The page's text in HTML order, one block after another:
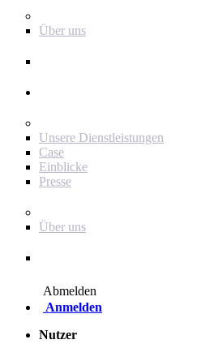
Über uns
Unsere Dienstleistungen
Case
Einblicke
Presse
Über uns
Abmelden
Anmelden
Nutzer